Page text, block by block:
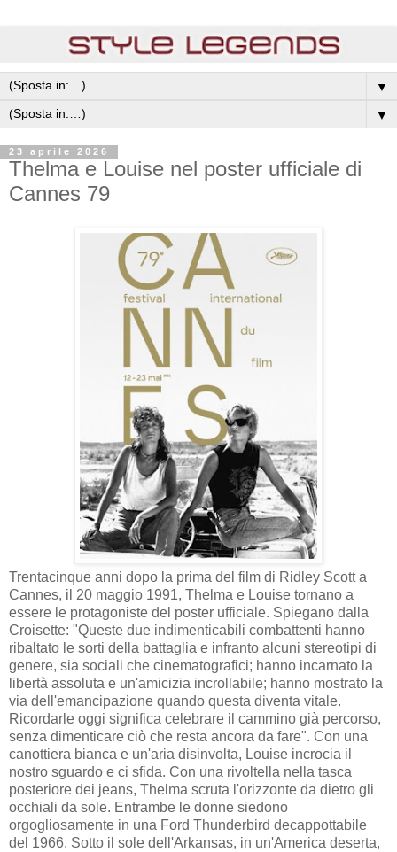
▼
▼
23 aprile 2026
Thelma e Louise nel poster ufficiale di
Cannes 79
Trentacinque anni dopo la prima del film di Ridley Scott a
Cannes, il 20 maggio 1991, Thelma e Louise tornano a
essere le protagoniste del poster ufficiale. Spiegano dalla
Croisette: "Queste due indimenticabili combattenti hanno
ribaltato le sorti della battaglia e infranto alcuni stereotipi di
genere, sia sociali che cinematografici; hanno incarnato la
libertà assoluta e un'amicizia incrollabile; hanno mostrato la
via dell'emancipazione quando questa diventa vitale.
Ricordarle oggi significa celebrare il cammino già percorso,
senza dimenticare ciò che resta ancora da fare". Con una
canottiera bianca e un'aria disinvolta, Louise incrocia il
nostro sguardo e ci sfida. Con una rivoltella nella tasca
posteriore dei jeans, Thelma scruta l'orizzonte da dietro gli
occhiali da sole. Entrambe le donne siedono
orgogliosamente in una Ford Thunderbird decappottabile
del 1966. Sotto il sole dell'Arkansas, in un'America deserta,